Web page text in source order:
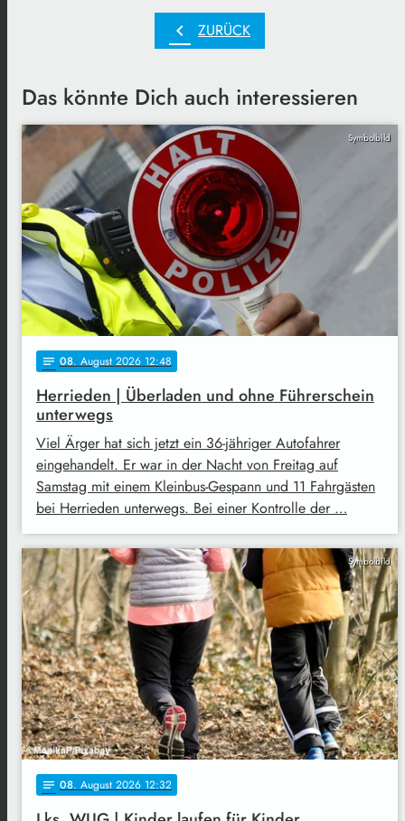
chevron_left ZURÜCK
Das könnte Dich auch interessieren
Symbolbild
notes 08. August 2026 12:48
Herrieden | Überladen und ohne Führerschein
unterwegs
Viel Ärger hat sich jetzt ein 36-jähriger Autofahrer
eingehandelt. Er war in der Nacht von Freitag auf
Samstag mit einem Kleinbus-Gespann und 11 Fahrgästen
bei Herrieden unterwegs. Bei einer Kontrolle der …
Symbolbild
notes 08. August 2026 12:32